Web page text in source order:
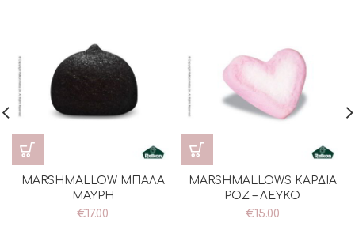
MARSHMALLOW ΜΠΑΛΑ
ΜΑΥΡΗ
€17.00
MARSHMALLOWS ΚΑΡΔΙΑ
ΡΟΖ – ΛΕΥΚΟ
€15.00